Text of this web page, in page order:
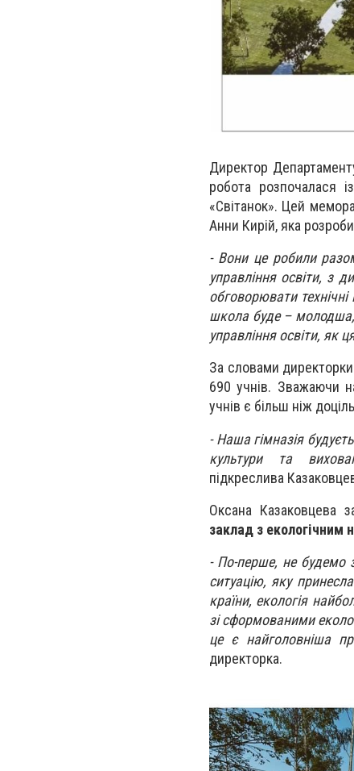
Директор
робота розпочалася
«Світанок». Цей
Анни Кирій, яка
- Вони це робили
управління освіти, з
обговорювати
школа буде – молодша,
управління освіти, як
За словами
690 учнів. Зважаючи
учнів є більш ніж
-Наша гімназія
культури та
підкреслива
Оксана Казаковцева
заклад з екологічним
- По-перше, не будемо
ситуацію, яку
країни, екологія
зі сформованими
це є найголовніша
директорка.